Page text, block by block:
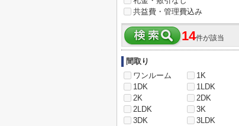
共益費・管理費込み
14件が該当
間取り
ワンルーム
1K
1DK
1LDK
2K
2DK
2LDK
3K
3DK
3LDK